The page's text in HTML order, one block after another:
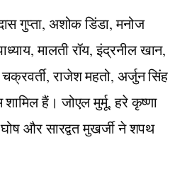
गुप्ता, अशोक डिंडा, मनोज
मालती रॉय, इंद्रनील खान,
राजेश महतो, अर्जुन सिंह
हैं। जोएल मुर्मू, हरे कृष्णा
और सारद्वत मुखर्जी ने शपथ